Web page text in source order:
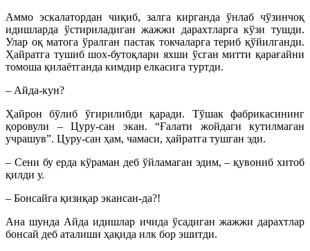
Аммо эскалатордан чиқиб, залга кирганда ўнлаб чўзинчоқ
идишларда ўстириладиган жажжи дарахтларга кўзи тушди.
Улар оқ матога ўралган пастак токчаларга териб қўйилганди.
Ҳайратга тушиб шох-бутоқлари яхши ўсган митти қарағайни
томоша қилаётганда кимдир елкасига туртди.
– Айда-кун?
Ҳайрон бўлиб ўгирилибди қаради. Тўшак фабрикасининг
қоровули – Цуру-сан экан. “Ғалати жойдаги кутилмаган
учрашув”. Цуру-сан ҳам, чамаси, ҳайратга тушган эди.
– Сени бу ерда кўраман деб ўйламаган эдим, – қувониб хитоб
қилди у.
– Бонсайга қизиқар экансан-да?!
Ана шунда Айда идишлар ичида ўсадиган жажжи дарахтлар
бонсай деб аталиши ҳақида илк бор эшитди.